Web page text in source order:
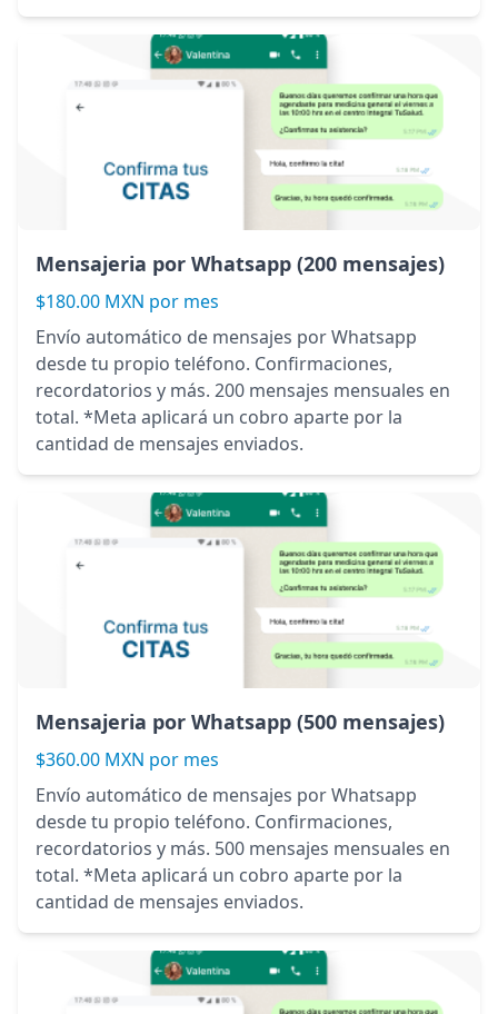
Mensajeria por Whatsapp (200 mensajes)
$180.00 MXN por mes
Envío automático de mensajes por Whatsapp
desde tu propio teléfono. Confirmaciones,
recordatorios y más. 200 mensajes mensuales en
total. *Meta aplicará un cobro aparte por la
cantidad de mensajes enviados.
Mensajeria por Whatsapp (500 mensajes)
$360.00 MXN por mes
Envío automático de mensajes por Whatsapp
desde tu propio teléfono. Confirmaciones,
recordatorios y más. 500 mensajes mensuales en
total. *Meta aplicará un cobro aparte por la
cantidad de mensajes enviados.